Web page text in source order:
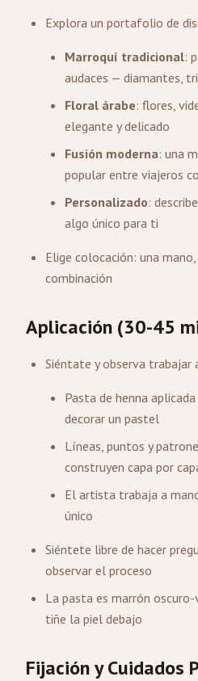
Explora un portafolio de
Marroquí tradicional:
audaces — diamantes,
Floral árabe: flores,
elegante y delicado
Fusión moderna: una
popular entre viajeros
Personalizado:
algo único para ti
Elige colocación: una
combinación
Aplicación (30-45
Siéntate y observa trabajar
Pasta de henna
decorar un pastel
Líneas, puntos y
construyen capa por
El artista trabaja a
único
Siéntete libre de hacer
observar el proceso
La pasta es marrón
tiñe la piel debajo
Fijación y Cuidados